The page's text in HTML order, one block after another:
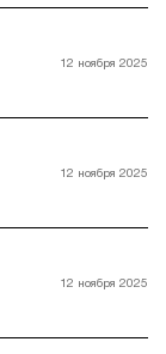
12 ноября 2025
12 ноября 2025
12 ноября 2025